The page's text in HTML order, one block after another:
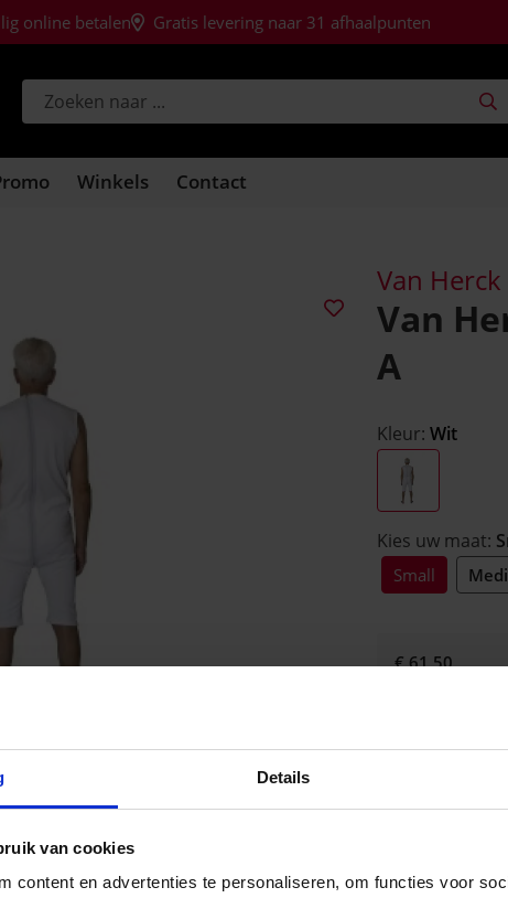
Details
van cookies
content en advertenties te personaliseren, om functies voor
online betalen Gratis levering naar 31 afhaalpunten
Winkels Contact
Van Herck
Van
A
Kleur: Wit
Kies uw maat:
Small
€ 61,50
de correcte